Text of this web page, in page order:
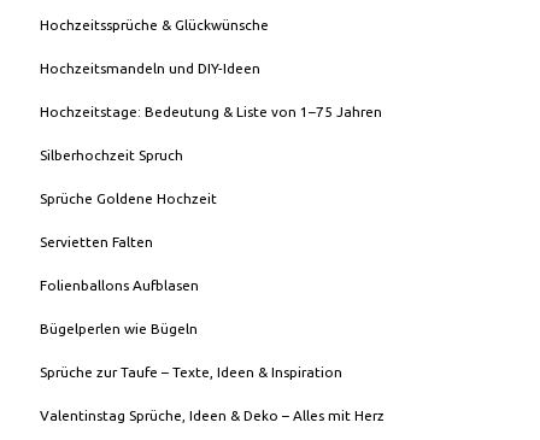
Hochzeitssprüche & Glückwünsche
Hochzeitsmandeln und DIY-Ideen
Hochzeitstage: Bedeutung & Liste von 1–75 Jahren
Silberhochzeit Spruch
Sprüche Goldene Hochzeit
Servietten Falten
Folienballons Aufblasen
Bügelperlen wie Bügeln
Sprüche zur Taufe – Texte, Ideen & Inspiration
Valentinstag Sprüche, Ideen & Deko – Alles mit Herz